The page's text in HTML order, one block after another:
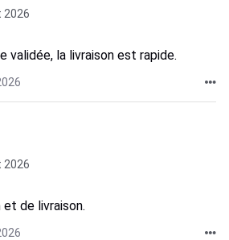
2026
validée, la livraison est rapide.
2026
de livraison.